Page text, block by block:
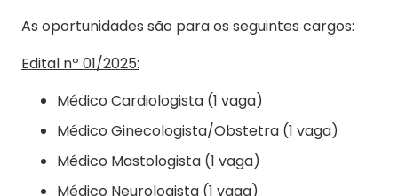
As oportunidades são para os seguintes cargos:
Edital nº 01/2025:
Médico Cardiologista (1 vaga)
Médico Ginecologista/Obstetra (1 vaga)
Médico Mastologista (1 vaga)
Médico Neurologista (1 vaga)